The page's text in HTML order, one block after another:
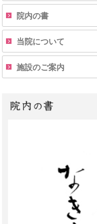
院内の書
当院について
施設のご案内